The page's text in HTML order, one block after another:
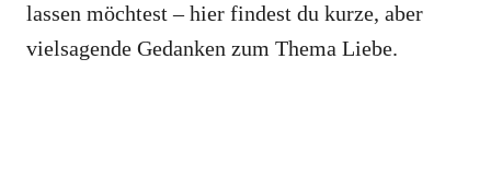
lassen möchtest – hier findest du kurze, aber
vielsagende Gedanken zum Thema Liebe.